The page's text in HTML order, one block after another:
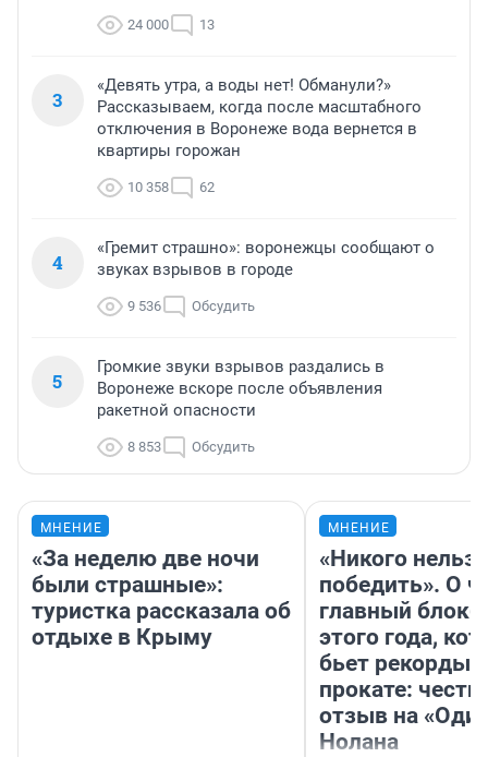
24 000 13
3
«Девять утра, а воды нет! Обманули?»
Рассказываем, когда после масштабного
отключения в Воронеже вода вернется в
квартиры горожан
10 358 62
4
«Гремит страшно»: воронежцы сообщают о
звуках взрывов в городе
9 536 Обсудить
5
Громкие звуки взрывов раздались в
Воронеже вскоре после объявления
ракетной опасности
8 853 Обсудить
МНЕНИЕ
«За неделю две ночи
были страшные»:
туристка рассказала об
отдыхе в Крыму
МНЕНИЕ
«Никого нельзя
победить». О
главный
этого года,
бьет рекорды в
прокате:
отзыв на
Нолана